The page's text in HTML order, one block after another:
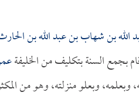
الله بن شهاب بن عبد الله بن
بجمع السنة بتكليف من الخليفة
وبعلو منزلته، وهو من